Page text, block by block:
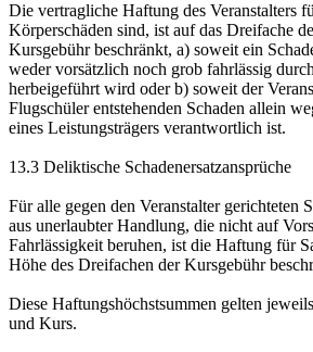
Die vertragliche Haftung des Veranstalters
Körperschäden sind, ist auf das Dreifache
Kursgebühr beschränkt, a) soweit ein
weder vorsätzlich noch grob fahrlässig
herbeigeführt wird oder b) soweit der
Flugschüler entstehenden Schaden allein
eines Leistungsträgers verantwortlich ist.
13.3 Deliktische Schadenersatzansprüche
Für alle gegen den Veranstalter gerichteten
aus unerlaubter Handlung, die nicht auf
Fahrlässigkeit beruhen, ist die Haftung für
Höhe des Dreifachen der Kursgebühr
Diese Haftungshöchstsummen gelten
und Kurs.